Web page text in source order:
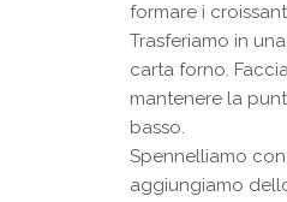
formare i
Trasferiamo in
carta forno.
mantenere la
basso.
Spennelliamo
aggiungiamo